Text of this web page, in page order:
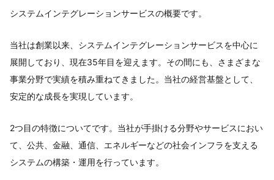
システムインテグレーションサービスの概要です。
当社は創業以来、システムインテグレーションサービスを中心に
展開しており、現在35年目を迎えます。その間にも、さまざまな
事業分野で実績を積み重ねてきました。当社の経営基盤として、
安定的な成長を実現しています。
2つ目の特徴についてです。当社が手掛ける分野やサービスにおい
て、公共、金融、通信、エネルギーなどの社会インフラを支える
システムの構築・運用を行っています。